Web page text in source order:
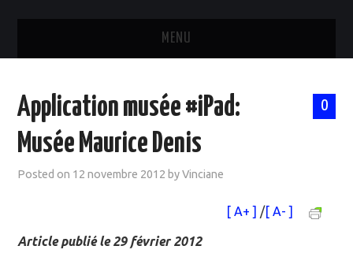
MENU
QUI SUIS-JE?
MOOC SUIVIS
0
Application musée #iPad:
Musée Maurice Denis
Posted on 12 novembre 2012 byVinciane
[ A+ ] /[ A- ]
Article publié le 29 février 2012